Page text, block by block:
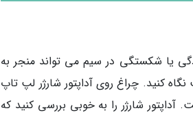
یا شکستگی در سیم می تواند منجر به
کنید. چراغ روی آداپتور شارژر لپ تاپ
شارژر را به خوبی بررسی کنید که